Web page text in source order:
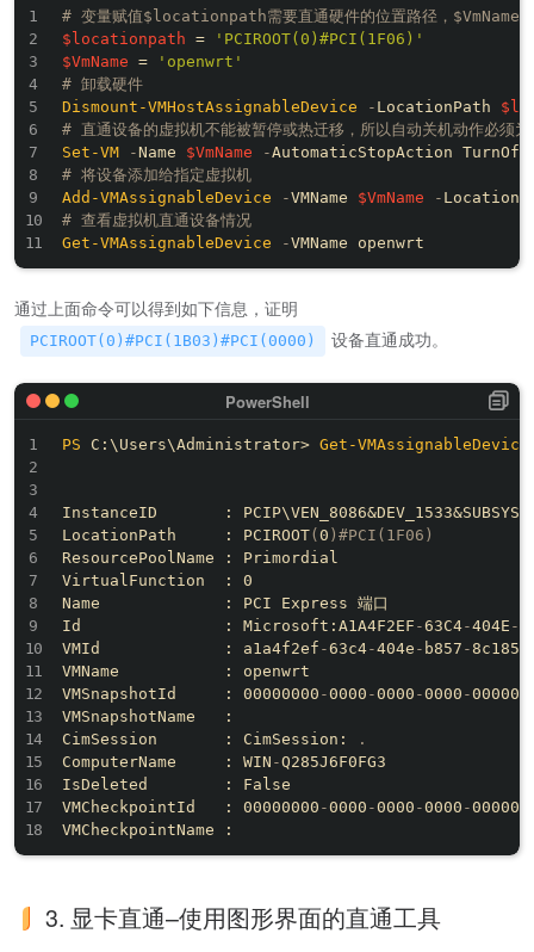
# 变量赋值$locationpath需要直通硬件的位置路径，$VmName直
$locationpath =
'PCIROOT(0)#PCI(1F06)'
$VmName =
'openwrt'
# 卸载硬件
Dismount-VMHostAssignableDevice
- LocationPath
# 直通设备的虚拟机不能被暂停或热迁移，所以自动关机动作必
Set-VM
-Name $VmName -
# 将设备添加给指定虚拟机
Add-VMAssignableDevice
-VMName $VmName -
# 查看虚拟机直通设备情况
Get-VMAssignableDevice
-
通过上面命令可以得到如下信息，证明
PCIROOT(0)#PCI(1B03)#PCI(0000) 设备直通成功。
PS C:\Users\Administrator> Get-VMAssignableDevice
InstanceID       :
LocationPath     : PCIROOT( 0 ) #PCI(1F06)
ResourcePoolName : Primordial
VirtualFunction  : 0
Name             : PCI Express 端口
Id               : Microsoft:A1A4F2EF -63C4-404E -
VMId             : a1a4f2ef -63c4-404e - b857 -
VMName           : openwrt
VMSnapshotId     : 00000000 -0000 -0000 -0000 -
VMSnapshotName   :
CimSession       : CimSession:
.
ComputerName     : WIN -Q285J6F0FG3
IsDeleted        : False
VMCheckpointId   : 00000000 -0000 -0000 -0000 -
3. 显卡直通–使用图形界面的直通工具